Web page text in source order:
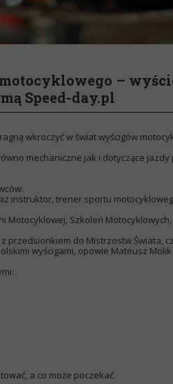
wkroczyć w świat wyścigów
mechaniczne jak i dotyczące jazdy
instruktor, trener sportu
Motocyklowej, Szkoleń
przedsionkiem do Mistrzostw Świata,
wyścigami, opowie Mateusz
a co może poczekać.
–
Speed-day.pl